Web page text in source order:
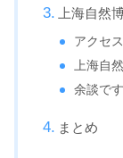
上海自然
アクセス
上海自
余談で
まとめ